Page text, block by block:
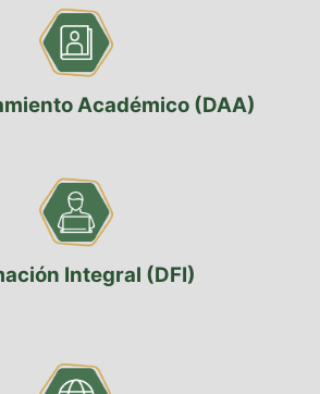
Académico (DAA)
Integral (DFI)